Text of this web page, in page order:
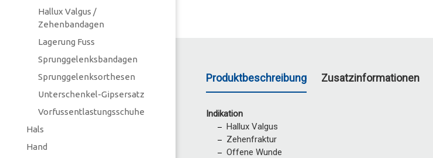
Hallux Valgus /
Zehenbandagen
Lagerung Fuss
Sprunggelenksbandagen
Sprunggelenksorthesen
Unterschenkel-Gipsersatz
Vorfussentlastungsschuhe
Hals
Hand
Produktbeschreibung Zusatzinformationen
Indikation
Hallux Valgus
Zehenfraktur
Offene Wunde